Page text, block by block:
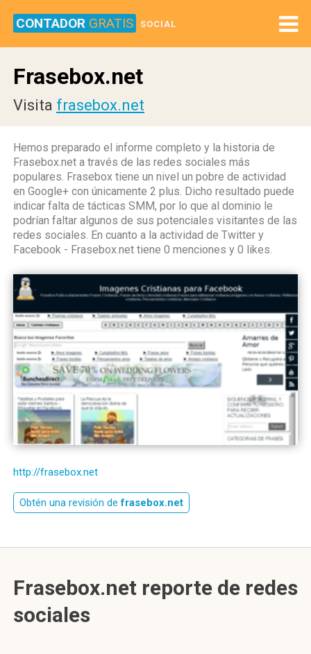
CONTADOR GRATIS SOCIAL
Frasebox.net
Visita frasebox.net
Hemos preparado el informe completo y la historia de
Frasebox.net a través de las redes sociales más
populares. Frasebox tiene un nivel un pobre de actividad
en Google+ con únicamente 2 plus. Dicho resultado puede
indicar falta de tácticas SMM, por lo que al dominio le
podrían faltar algunos de sus potenciales visitantes de las
redes sociales. En cuanto a la actividad de Twitter y
Facebook - Frasebox.net tiene 0 menciones y 0 likes.
http://frasebox.net
Obtén una revisión defrasebox.net
Frasebox.net reporte de redes
sociales